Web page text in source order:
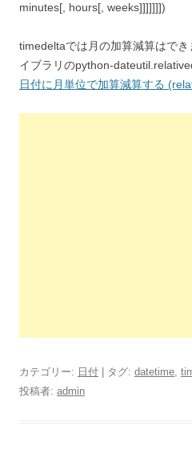
minutes[, hours[, weeks]]]]]]])
timedeltaでは月の加算減算はで
イブラリのpython-
日付に月単位で加算減算する
カテゴリー: 日付 | タグ: datetime,
投稿者: admin